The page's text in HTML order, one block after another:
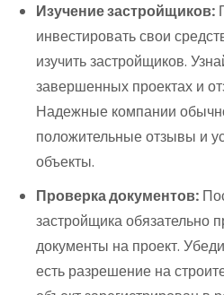
Изучение застройщиков:
инвестировать свои
изучить застройщиков.
завершенных проектах и
Надежные компании
положительные отзывы и
объекты.
Проверка документов:
застройщика обязательно
документы на проект.
есть разрешение на